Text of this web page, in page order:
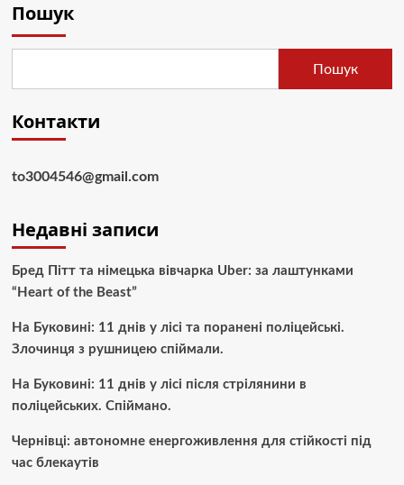
Пошук
Пошук
Контакти
to3004546@gmail.com
Недавні записи
Бред Пітт та німецька вівчарка Uber: за лаштунками
“Heart of the Beast”
На Буковині: 11 днів у лісі та поранені поліцейські.
Злочинця з рушницею спіймали.
На Буковині: 11 днів у лісі після стрілянини в
поліцейських. Спіймано.
Чернівці: автономне енергоживлення для стійкості під
час блекаутів